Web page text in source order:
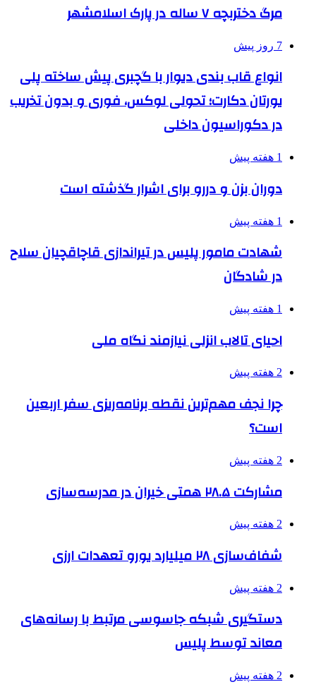
مرگ دختربچه ۷ ساله در پارک اسلامشهر
7 روز پیش
انواع قاب بندی دیوار با گچبری پیش ساخته پلی
یورتان دکارت؛ تحولی لوکس، فوری و بدون تخریب
در دکوراسیون داخلی
1 هفته پیش
دوران بزن و دررو برای اشرار گذشته است
1 هفته پیش
شهادت مامور پلیس در تیراندازی قاچاقچیان سلاح
در شادگان
1 هفته پیش
احیای تالاب انزلی نیازمند نگاه ملی
2 هفته پیش
چرا نجف مهم‌ترین نقطه برنامه‌ریزی سفر اربعین
است؟
2 هفته پیش
مشارکت ۲۸.۵ همتی خیران در مدرسه‌سازی
2 هفته پیش
شفاف‌سازی ۲۸ میلیارد یورو تعهدات ارزی
2 هفته پیش
دستگیری شبکه جاسوسی مرتبط با رسانه‌های
معاند توسط پلیس
2 هفته پیش